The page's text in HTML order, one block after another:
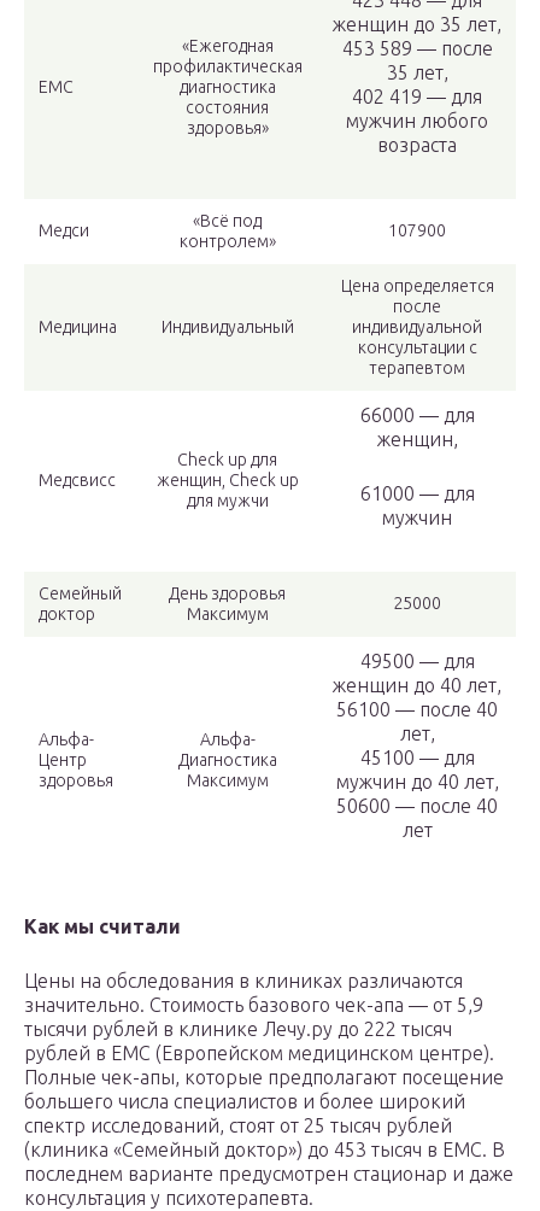
EMC
«Ежегодная
профилактическая
диагностика
состояния
здоровья»
женщин до 35 лет,
453 589 — после
35 лет,
402 419 — для
мужчин любого
возраста
Медси
«Всё под
контролем»
107900
Медицина Индивидуальный
Цена определяется
после
индивидуальной
консультации с
терапевтом
Медсвисс
Сheck up для
женщин, Сheck up
для мужчи
66000 — для
женщин,
61000 — для
мужчин
Семейный
доктор
День здоровья
Максимум
25000
Альфа-
Центр
здоровья
Альфа-
Диагностика
Максимум
49500 — для
женщин до 40 лет,
56100 — после 40
лет,
45100 — для
мужчин до 40 лет,
50600 — после 40
лет
Как мы считали
Цены на обследования в клиниках различаются
значительно. Стоимость базового чек-апа — от 5,9
тысячи рублей в клинике Лечу.ру до 222 тысяч
рублей в EMC (Европейском медицинском центре).
Полные чек-апы, которые предполагают посещение
большего числа специалистов и более широкий
спектр исследований, стоят от 25 тысяч рублей
(клиника «Семейный доктор») до 453 тысяч в ЕМС. В
последнем варианте предусмотрен стационар и даже
консультация у психотерапевта.